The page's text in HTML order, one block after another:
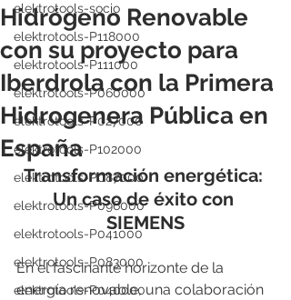
elektrotools-socio
elektrotools-P118000
elektrotools-P111000
elektrotools-P060000
elektrotools-P027000
elektrotools-P102000
elektrotools-P087000
elektrotools-P096000
elektrotools-P041000
elektrotools-P083000
elektrotools-P040000
Hidrógeno Renovable
con su proyecto para
Iberdrola con la Primera
Hidrogenera Pública en
España
Transformación energética:
Un caso de éxito con
SIEMENS
En el fascinante horizonte de la
energía renovable, una colaboración